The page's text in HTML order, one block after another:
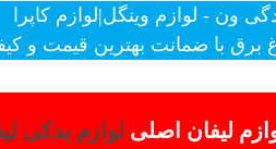
ون - لوازم وینگل|لوازم کاپرا
برق با ضمانت بهترین قیمت و
لیفان اصلی لوازم یدکی